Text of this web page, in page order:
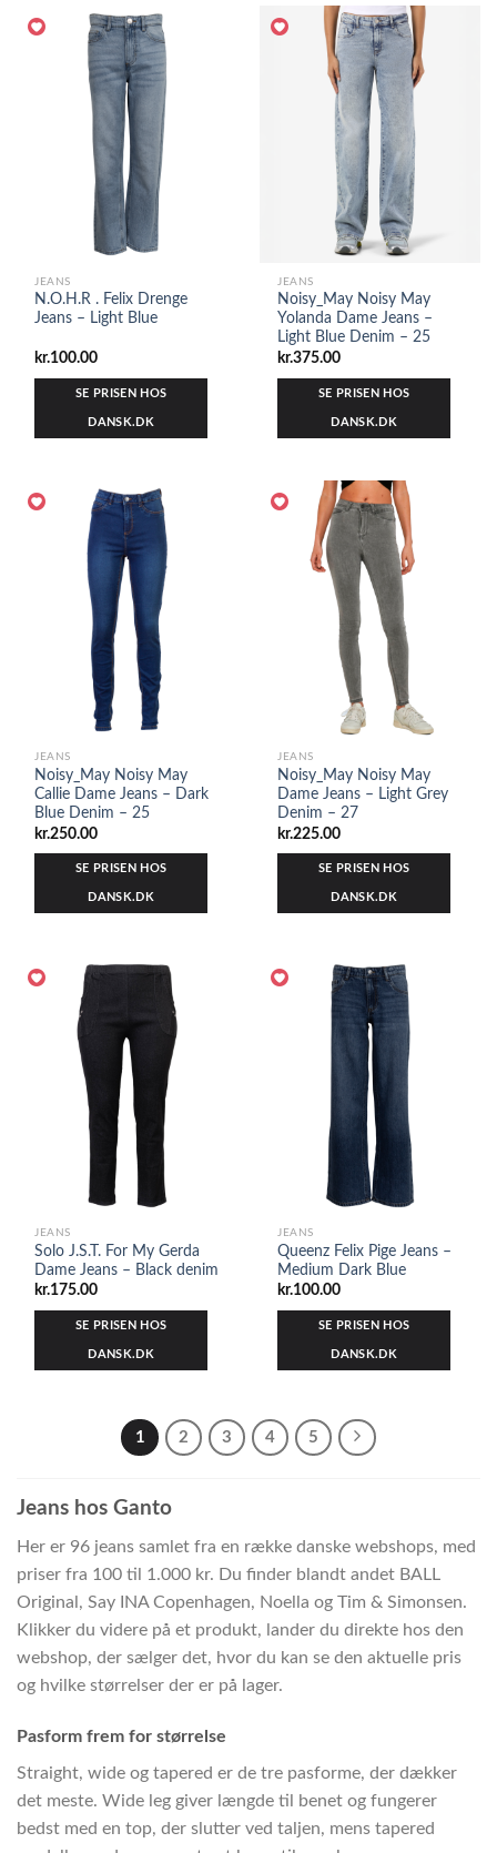
JEANS
N.O.H.R . Felix Drenge
Jeans – Light Blue
kr.100.00
SE PRISEN HOS
DANSK.DK
JEANS
Noisy_May Noisy May
Yolanda Dame Jeans –
Light Blue Denim – 25
kr.375.00
SE PRISEN HOS
DANSK.DK
JEANS
Noisy_May Noisy May
Callie Dame Jeans – Dark
Blue Denim – 25
kr.250.00
SE PRISEN HOS
DANSK.DK
JEANS
Noisy_May Noisy May
Dame Jeans – Light Grey
Denim – 27
kr.225.00
SE PRISEN HOS
DANSK.DK
JEANS
Solo J.S.T. For My Gerda
Dame Jeans – Black denim
kr.175.00
SE PRISEN HOS
DANSK.DK
JEANS
Queenz Felix Pige Jeans –
Medium Dark Blue
kr.100.00
SE PRISEN HOS
DANSK.DK
1 2 3 4 5
Jeans hos Ganto
Her er 96 jeans samlet fra en række danske webshops, med
priser fra 100 til 1.000 kr. Du finder blandt andet BALL
Original, Say INA Copenhagen, Noella og Tim & Simonsen.
Klikker du videre på et produkt, lander du direkte hos den
webshop, der sælger det, hvor du kan se den aktuelle pris
og hvilke størrelser der er på lager.
Pasform frem for størrelse
Straight, wide og tapered er de tre pasforme, der dækker
det meste. Wide leg giver længde til benet og fungerer
bedst med en top, der slutter ved taljen, mens tapered